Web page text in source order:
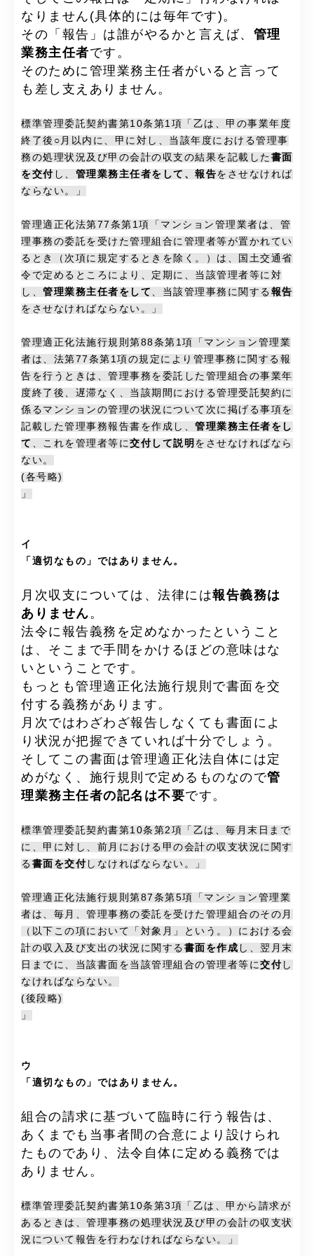
なりません(具体的には毎年です)。
その「報告」は誰がやるかと言えば、 管理
業務主任者です。
そのために管理業務主任者がいると言って
も差し支えありません。
標準管理委託契約書第10条第1項「乙は、甲の事業年度
終了後○月以内に、甲に対し、当該年度における管理事
務の処理状況及び甲の会計の収支の結果を記載した 書面
を交付 し、 管理業務主任者をして、報告をさせなければ
ならない。」
管理適正化法第77条第1項「マンション管理業者は、管
理事務の委託を受けた管理組合に管理者等が置かれてい
るとき（次項に規定するときを除く。）は、国土交通省
令で定めるところにより、定期に、当該管理者等に対
し、 管理業務主任者をして 、当該管理事務に関する 報告
をさせなければならない。」
管理適正化法施行規則第88条第1項「マンション管理業
者は、法第77条第1項の規定により管理事務に関する報
告を行うときは、管理事務を委託した管理組合の事業年
度終了後、遅滞なく、当該期間における管理受託契約に
係るマンションの管理の状況について次に掲げる事項を
記載した管理事務報告書を作成し、 管理業務主任者をし
て
、これを管理者等に 交付して説明 をさせなければなら
ない。
(各号略)
」
イ
「適切なもの」ではありません。
月次収支については、法律には報告義務は
ありません 。
法令に報告義務を定めなかったということ
は、そこまで手間をかけるほどの意味はな
いということです。
もっとも管理適正化法施行規則で書面を交
付する義務があります。
月次ではわざわざ報告しなくても書面によ
り状況が把握できていれば十分でしょう。
そしてこの書面は管理適正化法自体には定
めがなく、施行規則で定めるものなので管
理業務主任者の記名は不要です。
標準管理委託契約書第10条第2項「乙は、毎月末日まで
に、甲に対し、前月における甲の会計の収支状況に関す
る 書面を交付 しなければならない。」
管理適正化法施行規則第87条第5項「マンション管理業
者は、毎月、管理事務の委託を受けた管理組合のその月
（以下この項において「対象月」という。）における会
計の収入及び支出の状況に関する 書面を作成 し、翌月末
日までに、当該書面を当該管理組合の管理者等に 交付 し
なければならない。
(後段略)
」
ウ
「適切なもの」ではありません。
組合の請求に基づいて臨時に行う報告は、
あくまでも当事者間の合意により設けられ
たものであり、法令自体に定める義務では
ありません。
標準管理委託契約書第10条第3項「乙は、甲から請求が
あるときは、管理事務の処理状況及び甲の会計の収支状
況について報告を行わなければならない。」